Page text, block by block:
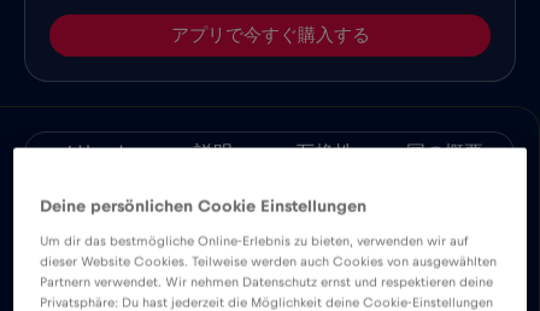
アプリで今すぐ購入する
メリット 説明 互換性 国の概要
土でそれぞれ無制限のモバイルインターネッ
トを楽しもう。
Deine persönlichen Cookie Einstellungen
Um dir das bestmögliche Online-Erlebnis zu bieten, verwenden wir auf
dieser Website Cookies. Teilweise werden auch Cookies von ausgewählten
Partnern verwendet. Wir nehmen Datenschutz ernst und respektieren deine
Privatsphäre: Du hast jederzeit die Möglichkeit deine Cookie-Einstellungen